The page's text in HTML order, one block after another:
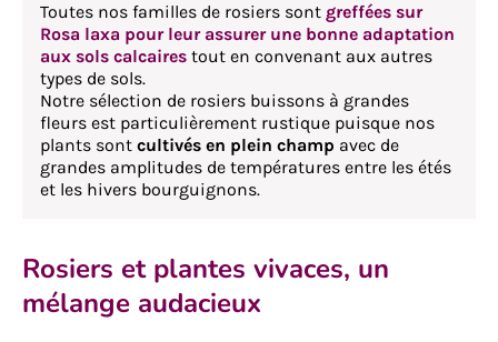
Toutes nos familles de rosiers sont greffées sur
Rosa laxa pour leur assurer une bonne adaptation
aux sols calcaires tout en convenant aux autres
types de sols.
Notre sélection de rosiers buissons à grandes
fleurs est particulièrement rustique puisque nos
plants sont cultivés en plein champ avec de
grandes amplitudes de températures entre les étés
et les hivers bourguignons.
Rosiers et plantes vivaces, un
mélange audacieux